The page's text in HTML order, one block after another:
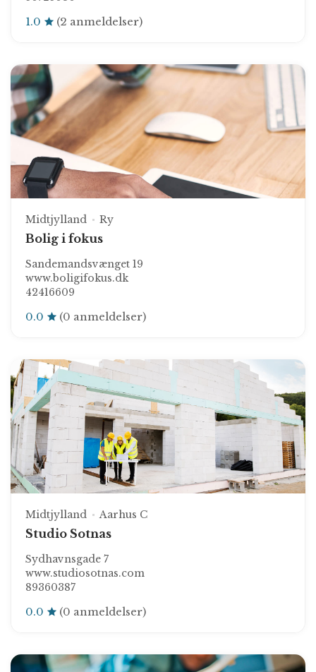
1.0 (2 anmeldelser)
Midtjylland Ry
Bolig i fokus
Sandemandsvænget 19
www.boligifokus.dk
42416609
0.0 (0 anmeldelser)
Midtjylland Aarhus C
Studio Sotnas
Sydhavnsgade 7
www.studiosotnas.com
89360387
0.0 (0 anmeldelser)